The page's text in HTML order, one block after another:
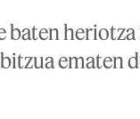
baten
ematen